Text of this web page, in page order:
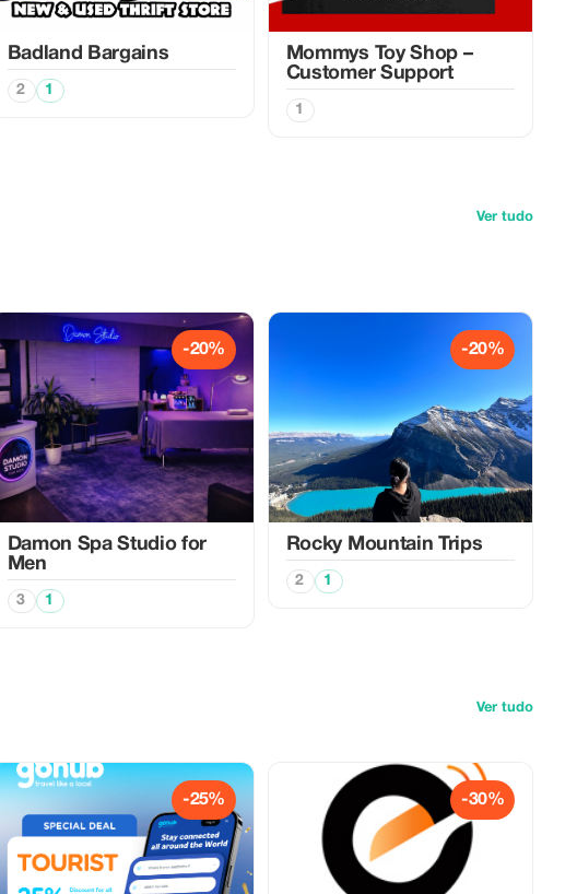
Badland Bargains
2 1
Mommys Toy Shop –
Customer Support
1
Ver tudo
-20%
Damon Spa Studio for
Men
3 1
-20%
Rocky Mountain Trips
2 1
Ver tudo
-25% -30%